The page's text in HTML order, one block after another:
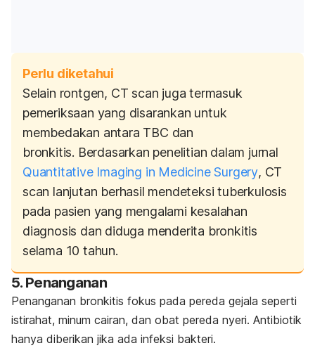
Perlu diketahui
Selain rontgen, CT scan juga termasuk
pemeriksaan yang disarankan untuk
membedakan antara TBC dan
bronkitis. Berdasarkan penelitian dalam jurnal
Quantitative Imaging in Medicine Surgery, CT
scan lanjutan berhasil mendeteksi tuberkulosis
pada pasien yang mengalami kesalahan
diagnosis dan diduga menderita bronkitis
selama 10 tahun.
5. Penanganan
Penanganan bronkitis fokus pada pereda gejala seperti
istirahat, minum cairan, dan obat pereda nyeri. Antibiotik
hanya diberikan jika ada infeksi bakteri.